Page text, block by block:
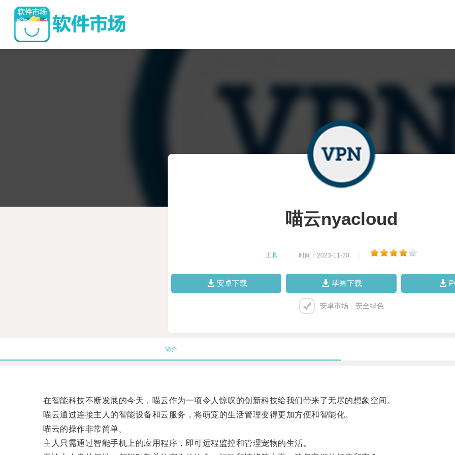
喵云nyacloud
工具 时间：2023-11-20
安卓下载 苹果下载
安卓市场，安全绿色
简介
在智能科技不断发展的今天，喵云作为一项令人惊叹的创新科技给我们带来了无尽的想象空间。
喵云通过连接主人的智能设备和云服务，将萌宠的生活管理变得更加方便和智能化。
喵云的操作非常简单。
主人只需通过智能手机上的应用程序，即可远程监控和管理宠物的生活。